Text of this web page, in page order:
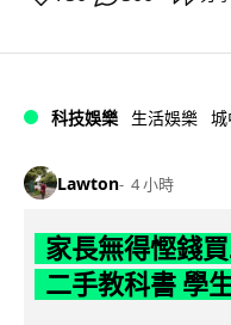
科技娛樂 生活娛樂
Lawton 4 小時
家長無得慳錢
二手教科書 學